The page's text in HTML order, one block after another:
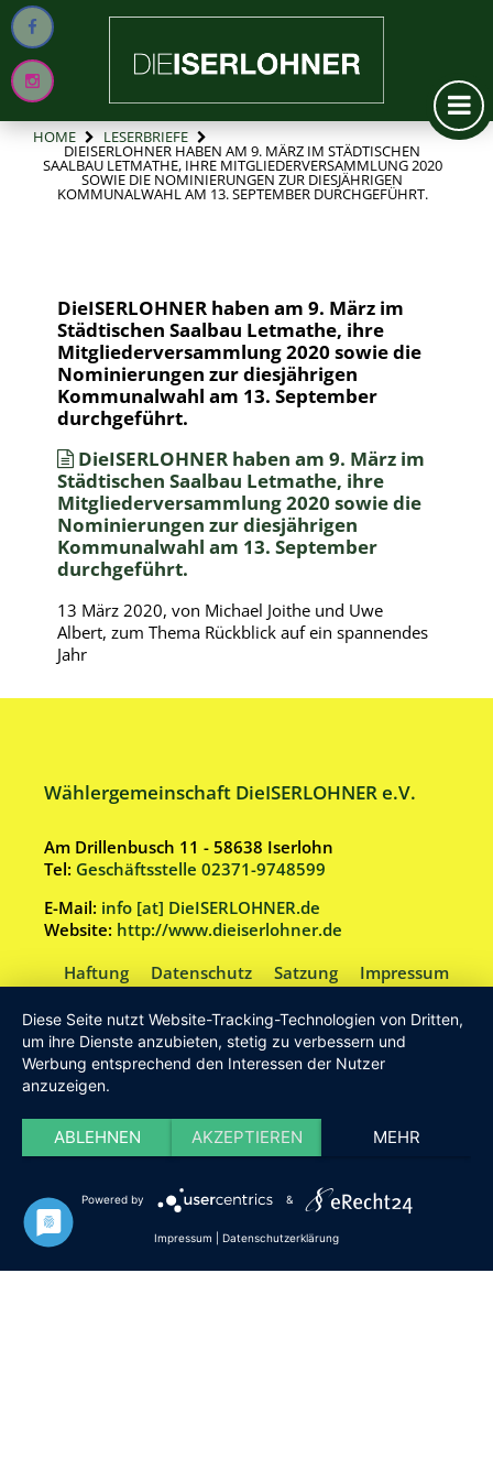
HOME LESERBRIEFE
DIEISERLOHNER HABEN AM 9. MÄRZ IM STÄDTISCHEN
SAALBAU LETMATHE, IHRE MITGLIEDERVERSAMMLUNG 2020
SOWIE DIE NOMINIERUNGEN ZUR DIESJÄHRIGEN
KOMMUNALWAHL AM 13. SEPTEMBER DURCHGEFÜHRT.
DieISERLOHNER haben am 9. März im
Städtischen Saalbau Letmathe, ihre
Mitgliederversammlung 2020 sowie die
Nominierungen zur diesjährigen
Kommunalwahl am 13. September
durchgeführt.
DieISERLOHNER haben am 9. März im
Städtischen Saalbau Letmathe, ihre
Mitgliederversammlung 2020 sowie die
Nominierungen zur diesjährigen
Kommunalwahl am 13. September
durchgeführt.
13 März 2020,von Michael Joithe und Uwe
Albert,zum Thema Rückblick auf ein spannendes
Jahr
Wählergemeinschaft DieISERLOHNER e.V.
Am Drillenbusch 11 - 58638 Iserlohn
Tel: Geschäftsstelle 02371-9748599
E-Mail: info [at] DieISERLOHNER.de
Website: http://www.dieiserlohner.de
Haftung
Datenschutz Satzung Impressum
2026 Die Iserlohner
Diese Seite nutzt Website-Tracking-Technologien von Dritten,
um ihre Dienste anzubieten, stetig zu verbessern und
Werbung entsprechend den Interessen der Nutzer
anzuzeigen.
ABLEHNEN AKZEPTIEREN MEHR
Powered by &
Impressum Datenschutzerklärung